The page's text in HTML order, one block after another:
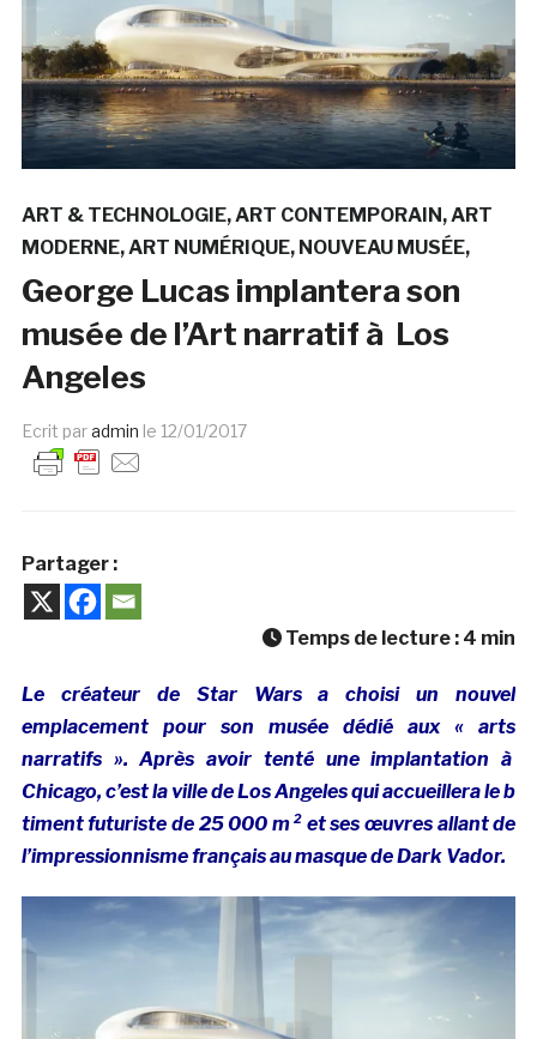
ART & TECHNOLOGIE ART CONTEMPORAIN ART
MODERNE ART NUMÉRIQUE NOUVEAU MUSÉE
George Lucas implantera son
musée de l’Art narratif à Los
Angeles
Ecrit paradmin le 12/01/2017
Partager :
Temps de lecture : 4 min
Le créateur de Star Wars a choisi un nouvel
emplacement pour son musée dédié aux « arts
narratifs ». Après avoir tenté une implantation à
Chicago, c’est la ville de Los Angeles qui accueillera le b
timent futuriste de 25 000 m ² et ses œuvres allant de
l’impressionnisme français au masque de Dark Vador.